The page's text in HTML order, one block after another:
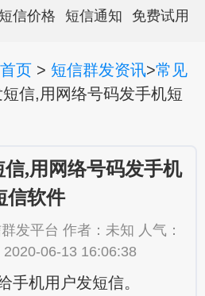
信价格 短信通知 免费试用
页 > 短信群发资讯>常见
信,用网络号码发手机短
信,用网络号码发手机
信软件
发平台 作者：未知 人气：
06-13 16:06:38
机用户发短信。